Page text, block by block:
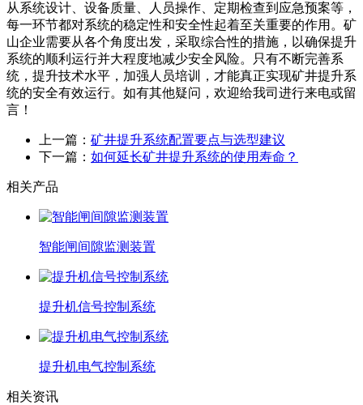
从系统设计、设备质量、人员操作、定期检查到应急预案等，
每一环节都对系统的稳定性和安全性起着至关重要的作用。矿
山企业需要从各个角度出发，采取综合性的措施，以确保提升
系统的顺利运行并大程度地减少安全风险。只有不断完善系
统，提升技术水平，加强人员培训，才能真正实现矿井提升系
统的安全有效运行。如有其他疑问，欢迎给我司进行来电或留
言！
上一篇： 矿井提升系统配置要点与选型建议
下一篇： 如何延长矿井提升系统的使用寿命？
相关产品
智能闸间隙监测装置
提升机信号控制系统
提升机电气控制系统
相关资讯